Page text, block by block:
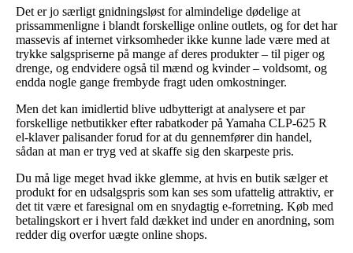
Det er jo særligt gnidningsløst for almindelige dødelige at
prissammenligne i blandt forskellige online outlets, og for det har
massevis af internet virksomheder ikke kunne lade være med at
trykke salgspriserne på mange af deres produkter – til piger og
drenge, og endvidere også til mænd og kvinder – voldsomt, og
endda nogle gange frembyde fragt uden omkostninger.
Men det kan imidlertid blive udbytterigt at analysere et par
forskellige netbutikker efter rabatkoder på Yamaha CLP-625 R
el-klaver palisander forud for at du gennemfører din handel,
sådan at man er tryg ved at skaffe sig den skarpeste pris.
Du må lige meget hvad ikke glemme, at hvis en butik sælger et
produkt for en udsalgspris som kan ses som ufattelig attraktiv, er
det tit være et faresignal om en snydagtig e-forretning. Køb med
betalingskort er i hvert fald dækket ind under en anordning, som
redder dig overfor uægte online shops.